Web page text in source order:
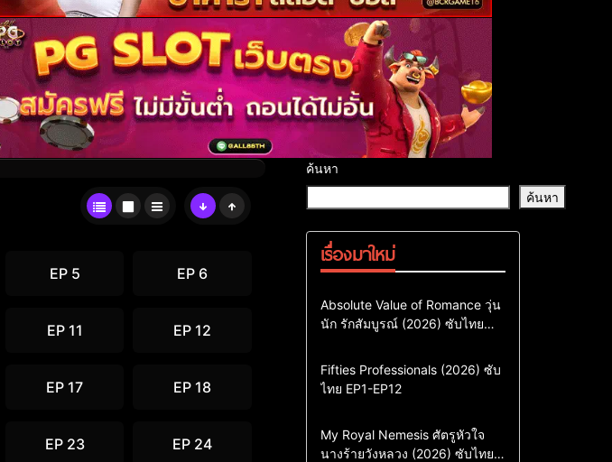
EP 5 EP 6
EP 11 EP 12
EP 17 EP 18
EP 23 EP 24
ค้นหา
ค้นหา
เรื่องมาใหม่
Comedy Drama
ซีรี่ย์เกาหลี
ซีรี่ย์เกาหลีซับไทย
Absolute Value of Romance วุ่น
นัก รักสัมบูรณ์ (2026) ซับไทย
Action & Adventure
Comedy
Drama
ซีรี่ย์เกาหลี
Fifties Professionals (2026) ซับ
ไทย EP1-EP12
Comedy
Drama
Sci-Fi & Fantasy
ซีรี่ย์เกาหลี
My Royal Nemesis ศัตรูหัวใจ
นางร้ายวังหลวง (2026) ซับไทย